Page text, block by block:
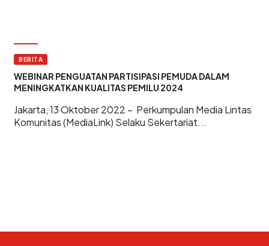
BERITA
WEBINAR PENGUATAN PARTISIPASI PEMUDA DALAM
MENINGKATKAN KUALITAS PEMILU 2024
Jakarta, 13 Oktober 2022 – Perkumpulan Media Lintas
Komunitas (MediaLink) Selaku Sekertariat...